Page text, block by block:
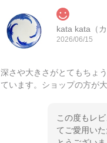
kata kata（
2026/06/15
深さや大きさがとてもちょ
ています。ショップの方が
この度もレ
てご愛用い